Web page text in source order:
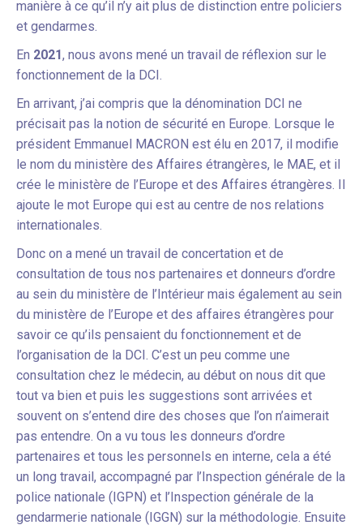
manière à ce qu’il n’y ait plus de distinction entre policiers
et gendarmes.
En 2021, nous avons mené un travail de réflexion sur le
fonctionnement de la DCI.
En arrivant, j’ai compris que la dénomination DCI ne
précisait pas la notion de sécurité en Europe. Lorsque le
président Emmanuel MACRON est élu en 2017, il modifie
le nom du ministère des Affaires étrangères, le MAE, et il
crée le ministère de l’Europe et des Affaires étrangères. Il
ajoute le mot Europe qui est au centre de nos relations
internationales.
Donc on a mené un travail de concertation et de
consultation de tous nos partenaires et donneurs d’ordre
au sein du ministère de l’Intérieur mais également au sein
du ministère de l’Europe et des affaires étrangères pour
savoir ce qu’ils pensaient du fonctionnement et de
l’organisation de la DCI. C’est un peu comme une
consultation chez le médecin, au début on nous dit que
tout va bien et puis les suggestions sont arrivées et
souvent on s’entend dire des choses que l’on n’aimerait
pas entendre. On a vu tous les donneurs d’ordre
partenaires et tous les personnels en interne, cela a été
un long travail, accompagné par l’Inspection générale de la
police nationale (IGPN) et l’Inspection générale de la
gendarmerie nationale (IGGN) sur la méthodologie. Ensuite